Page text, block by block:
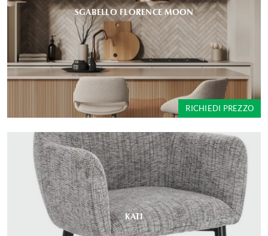
SGABELLO FLORENCE MOON
RICHIEDI PREZZO
KATI